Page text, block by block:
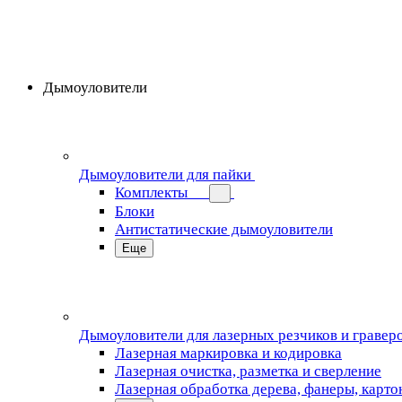
Дымоуловители
Дымоуловители для пайки
Комплекты
Блоки
Антистатические дымоуловители
Еще
Дымоуловители для лазерных резчиков и
Лазерная маркировка и кодировка
Лазерная очистка, разметка и сверление
Лазерная обработка дерева, фанеры,